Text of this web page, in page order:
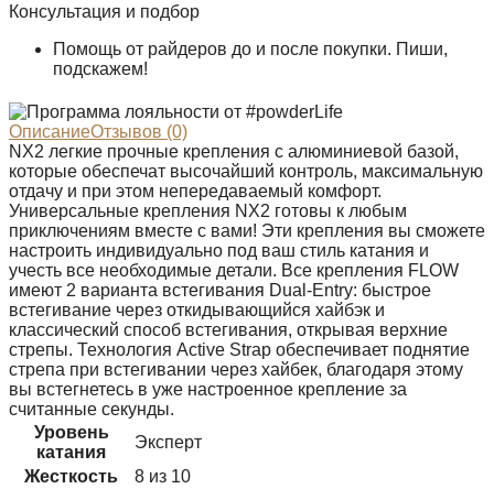
Консультация и подбор
Помощь от райдеров до и после покупки. Пиши,
подскажем!
ОписаниеОтзывов (0)
NX2 легкие прочные крепления с алюминиевой базой,
которые обеспечат высочайший контроль, максимальную
отдачу и при этом непередаваемый комфорт.
Универсальные крепления NX2 готовы к любым
приключениям вместе с вами! Эти крепления вы сможете
настроить индивидуально под ваш стиль катания и
учесть все необходимые детали. Все крепления FLOW
имеют 2 варианта встегивания Dual-Entry: быстрое
встегивание через откидывающийся хайбэк и
классический способ встегивания, открывая верхние
стрепы. Технология Active Strap обеспечивает поднятие
стрепа при встегивании через хайбек, благодаря этому
вы встегнетесь в уже настроенное крепление за
считанные секунды.
Уровень
катания
Эксперт
Жесткость
8 из 10